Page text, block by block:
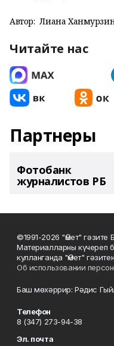
Автор: Лиана
Читайте нас
Партнеры
Фотобанк
журналистов РБ
©1991-2026 "Өмет" гәзите
Материалларны күчереп
кулланганда "Өмет"
Об использовании
Баш мөхәррир: Рәдис
Телефон
8 (347) 273-94-38
Эл. почта